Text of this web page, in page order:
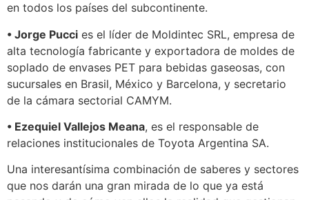
en todos los países del subcontinente.
• Jorge Pucci es el líder de Moldintec SRL, empresa de
alta tecnología fabricante y exportadora de moldes de
soplado de envases PET para bebidas gaseosas, con
sucursales en Brasil, México y Barcelona, y secretario
de la cámara sectorial CAMYM.
• Ezequiel Vallejos Meana, es el responsable de
relaciones institucionales de Toyota Argentina SA.
Una interesantísima combinación de saberes y sectores
que nos darán una gran mirada de lo que ya está